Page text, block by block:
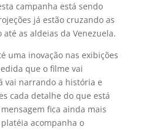
campanha está sendo
já estão cruzando as
as aldeias da Venezuela.
uma inovação nas exibições
que o filme vai
vai narrando a história e
cada detalhe do que está
fica ainda mais
acompanha o